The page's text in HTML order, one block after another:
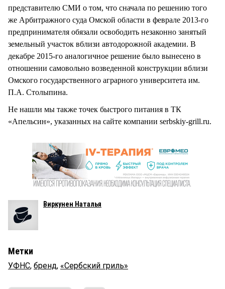
представителю СМИ о том, что сначала по решению того
же Арбитражного суда Омской области в феврале 2013-го
предпринимателя обязали освободить незаконно занятый
земельный участок вблизи автодорожной академии. В
декабре 2015-го аналогичное решение было вынесено в
отношении самовольно возведенной конструкции вблизи
Омского государственного аграрного университета им.
П.А. Столыпина.
Не нашли мы также точек быстрого питания в ТК
«Апельсин», указанных на сайте компании serbskiy-grill.ru.
Виркунен Наталья
Метки
УФНС, бренд, «Сербский гриль»